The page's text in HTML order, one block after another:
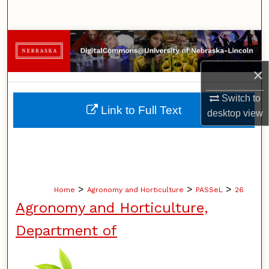
×
Switch to
desktopview
Browse Collections
My Account
About
Home > Agronomy and Horticulture > PASSeL > 26
Agronomy and Horticulture,
Department of
Link to Full Text